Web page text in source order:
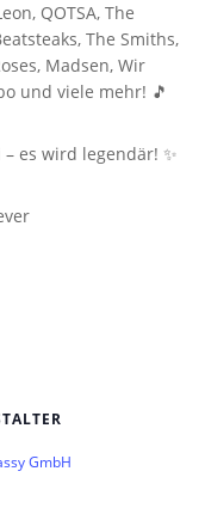
QOTSA, The
The Smiths,
Madsen, Wir
und viele mehr! 🎵
es wird legendär! ✨
GmbH